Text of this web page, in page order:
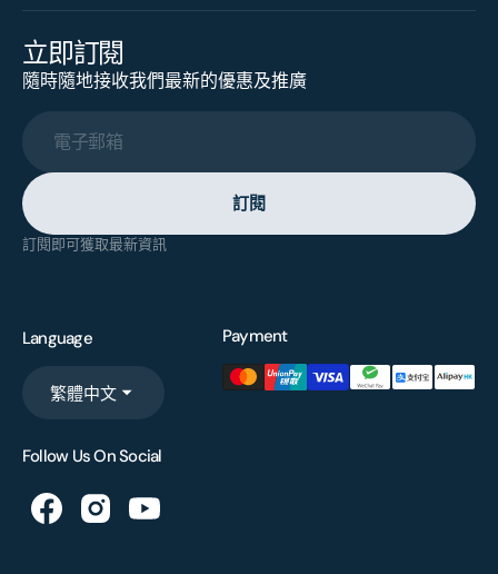
立即訂閱
隨時隨地接收我們最新的優惠及推廣
電子郵箱
訂閱
訂閱即可獲取最新資訊
Language
繁體中文
Payment
Follow Us On Social